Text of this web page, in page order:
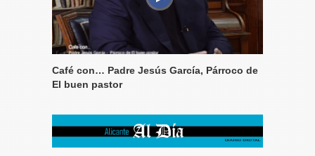
Café con… Padre Jesús García, Párroco de
El buen pastor